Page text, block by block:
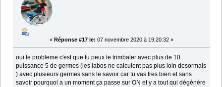
« Réponse #17 le: 07 novembre 2020 à 19:20:32 »
oui le probleme c'est que tu peux te trimbaler avec plus de 10
puissance 5 de germes (les labos ne calculent pas plus loin desormais
) avec plusieurs germes sans le savoir car tu vas tres bien et sans
savoir pourquoi a un moment ça passe sur ON et y a tout qui dégénère